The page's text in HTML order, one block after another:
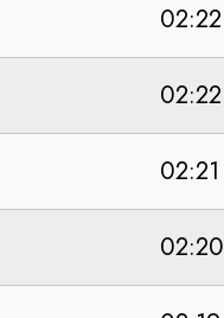
02:22
02:22
02:21
02:20